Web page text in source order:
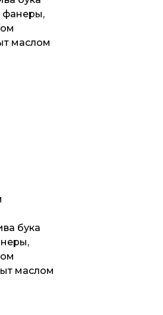
фанеры,
маслом
бука
маслом